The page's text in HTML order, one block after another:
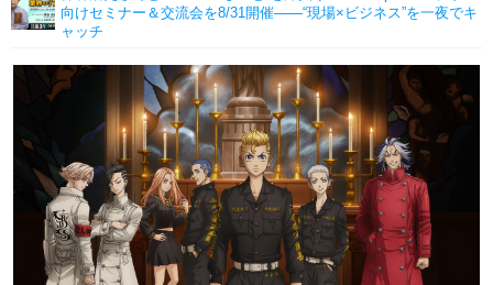
向けセミナー＆交流会を8/31開催――“現場×ビジネス”を一夜でキ
ャッチ